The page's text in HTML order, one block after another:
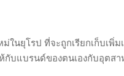
นยุโรป ที่จะถูกเรียกเก็บเพิ่ม
กับแบรนด์ของตนเองกับอุตสา